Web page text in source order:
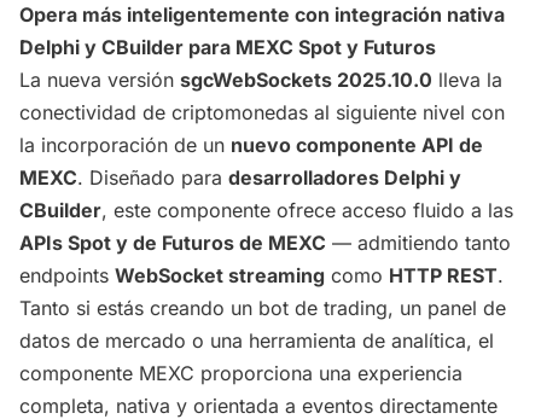
Opera más inteligentemente con integración nativa
Delphi y CBuilder para MEXC Spot y Futuros
La nueva versión sgcWebSockets 2025.10.0 lleva la
conectividad de criptomonedas al siguiente nivel con
la incorporación de un nuevo componente API de
MEXC. Diseñado para desarrolladores Delphi y
CBuilder, este componente ofrece acceso fluido a las
APIs Spot y de Futuros de MEXC — admitiendo tanto
endpoints WebSocket streaming como HTTP REST.
Tanto si estás creando un bot de trading, un panel de
datos de mercado o una herramienta de analítica, el
componente MEXC proporciona una experiencia
completa, nativa y orientada a eventos directamente